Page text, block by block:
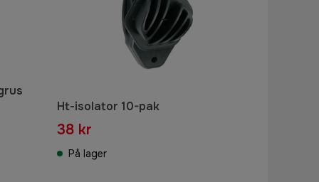
Ht-isolator 10-pak
38 kr
På lager